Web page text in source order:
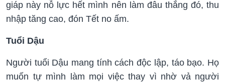
giáp này nỗ lực hết mình nên làm đâu thắng đó, thu
nhập tăng cao, đón Tết no ấm.
Tuổi Dậu
Người tuổi Dậu mang tính cách độc lập, táo bạo. Họ
muốn tự mình làm mọi việc thay vì nhờ vả người